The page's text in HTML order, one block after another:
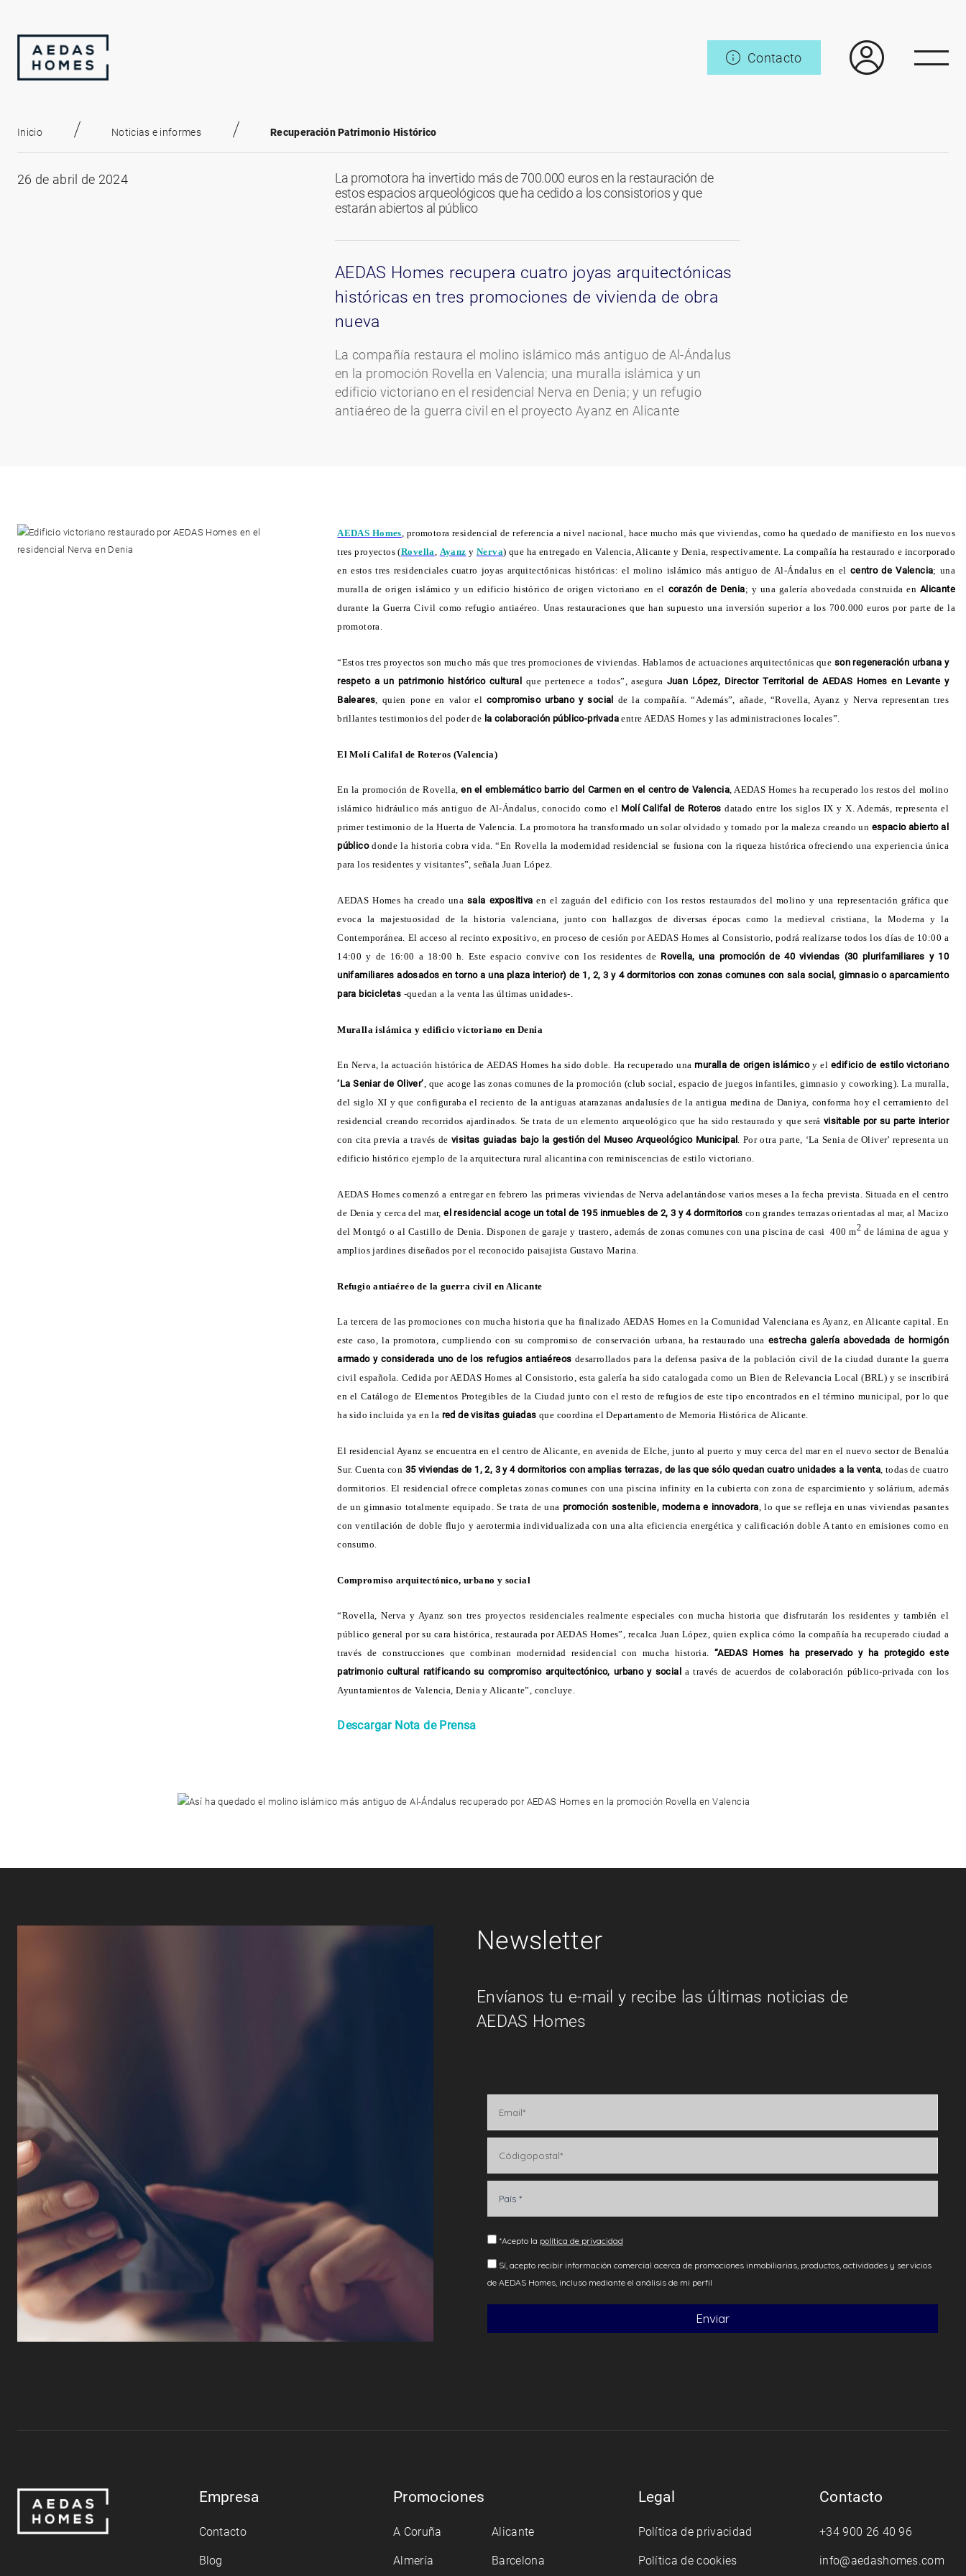
Contacto
26 de abril de 2024
La promotora ha invertido más de 700.000 euros en la restauración de
estos espacios arqueológicos que ha cedido a los consistorios y que
estarán abiertos al público
AEDAS Homes recupera cuatro joyas arquitectónicas
históricas en tres promociones de vivienda de obra
nueva
La compañía restaura el molino islámico más antiguo de Al-Ándalus
en la promoción Rovella en Valencia; una muralla islámica y un
edificio victoriano en el residencial Nerva en Denia; y un refugio
antiaéreo de la guerra civil en el proyecto Ayanz en Alicante
Inicio Noticias e informes Recuperación Patrimonio Histórico
AEDAS Homes, promotora residencial de referencia a nivel nacional, hace mucho más que viviendas, como ha quedado de manifiesto en los nuevos
tres proyectos (Rovella, Ayanz yNerva) que ha entregado en Valencia, Alicante y Denia, respectivamente. La compañía ha restaurado e incorporado
en estos tres residenciales cuatro joyas arquitectónicas históricas: el molino islámico más antiguo de Al-Ándalus en el centro de Valencia; una
muralla de origen islámico y un edificio histórico de origen victoriano en el corazón de Denia; y una galería abovedada construida en Alicante
durante la Guerra Civil como refugio antiaéreo. Unas restauraciones que han supuesto una inversión superior a los 700.000 euros por parte de la
promotora.
“Estos tres proyectos son mucho más que tres promociones de viviendas. Hablamos de actuaciones arquitectónicas que son regeneración urbana y
respeto a un patrimonio histórico cultural
que pertenece a todos”, asegura Juan López, Director Territorial de AEDAS Homes en Levante y
Baleares, quien pone en valor elcompromiso urbano y social de la compañía. “Además”, añade, “Rovella, Ayanz y Nerva representan tres
brillantes testimonios del poder de la colaboración público-privada entre AEDAS Homes y las administraciones locales”.
El Molí Califal de Roteros (Valencia)
En la promoción de Rovella,en el emblemático barrio del Carmen en el centro de Valencia, AEDAS Homes ha recuperado los restos del molino
islámico hidráulico más antiguo de Al-Ándalus, conocido como el Molí Califal de Roteros datado entre los siglos IX y X. Además, representa el
primer testimonio de la Huerta de Valencia. La promotora ha transformado un solar olvidado y tomado por la maleza creando un espacio abierto al
públicodonde la historia cobra vida. “En Rovella la modernidad residencial se fusiona con la riqueza histórica ofreciendo una experiencia única
para los residentes y visitantes”, señala Juan López.
AEDAS Homes ha creado unasala expositiva en el zaguán del edificio con los restos restaurados del molino y una representación gráfica que
evoca la majestuosidad de la historia valenciana, junto con hallazgos de diversas épocas como la medieval cristiana, la Moderna y la
Contemporánea. El acceso al recinto expositivo, en proceso de cesión por AEDAS Homes al Consistorio, podrá realizarse todos los días de 10:00 a
14:00 y de 16:00 a 18:00 h. Este espacio convive con los residentes de Rovella, una promoción de 40 viviendas (30 plurifamiliares y 10
unifamiliares adosados en torno a una plaza interior) de 1, 2, 3 y 4 dormitorios con zonas comunes con sala social, gimnasio o aparcamiento
para bicicletas -quedan a la venta las últimas unidades-.
Muralla islámica y edificio victoriano en Denia
En Nerva, la actuación histórica de AEDAS Homes ha sido doble. Ha recuperado unamuralla de origen islámicoy el edificio de estilo victoriano
‘La Seniar de Oliver’, que acoge las zonas comunes de la promoción (club social, espacio de juegos infantiles, gimnasio y coworking). La muralla,
del siglo XI y que configuraba el reciento de la antiguas atarazanas andalusíes de la antigua medina de Daniya, conforma hoy el cerramiento del
residencial creando recorridos ajardinados. Se trata de un elemento arqueológico que ha sido restaurado y que será visitable por su parte interior
con cita previa a través de visitas guiadas bajo la gestión del Museo Arqueológico Municipal . Por otra parte, ‘La Senia de Oliver’ representa un
edificio histórico ejemplo de la arquitectura rural alicantina con reminiscencias de estilo victoriano.
AEDAS Homes comenzó a entregar en febrero las primeras viviendas de Nerva adelantándose varios meses a la fecha prevista. Situada en el centro
de Denia y cerca del mar,el residencial acoge un total de 195 inmuebles de 2, 3 y 4 dormitorios con grandes terrazas orientadas al mar, al Macizo
del Montgó o al Castillo de Denia. Disponen de garaje y trastero, además de zonas comunes con una piscina de casi 400 m2 de lámina de agua y
amplios jardines diseñados por el reconocido paisajista Gustavo Marina.
Refugio antiaéreo de la guerra civil en Alicante
La tercera de las promociones con mucha historia que ha finalizado AEDAS Homes en la Comunidad Valenciana es Ayanz, en Alicante capital. En
este caso, la promotora, cumpliendo con su compromiso de conservación urbana, ha restaurado una estrecha galería abovedada de hormigón
armado y considerada uno de los refugios antiaéreos desarrollados para la defensa pasiva de la población civil de la ciudad durante la guerra
civil española. Cedida por AEDAS Homes al Consistorio, esta galería ha sido catalogada como un Bien de Relevancia Local (BRL) y se inscribirá
en el Catálogo de Elementos Protegibles de la Ciudad junto con el resto de refugios de este tipo encontrados en el término municipal, por lo que
ha sido incluida ya en la red de visitas guiadas que coordina el Departamento de Memoria Histórica de Alicante.
El residencial Ayanz se encuentra en el centro de Alicante, en avenida de Elche, junto al puerto y muy cerca del mar en el nuevo sector de Benalúa
Sur. Cuenta con 35 viviendas de 1, 2, 3 y 4 dormitorios con amplias terrazas, de las que sólo quedan cuatro unidades a la venta, todas de cuatro
dormitorios. El residencial ofrece completas zonas comunes con una piscina infinity en la cubierta con zona de esparcimiento y solárium, además
de un gimnasio totalmente equipado. Se trata de una promoción sostenible, moderna e innovadora, lo que se refleja en unas viviendas pasantes
con ventilación de doble flujo y aerotermia individualizada con una alta eficiencia energética y calificación doble A tanto en emisiones como en
consumo.
Compromiso arquitectónico, urbano y social
“Rovella, Nerva y Ayanz son tres proyectos residenciales realmente especiales con mucha historia que disfrutarán los residentes y también el
público general por su cara histórica, restaurada por AEDAS Homes”, recalca Juan López, quien explica cómo la compañía ha recuperado ciudad a
través de construcciones que combinan modernidad residencial con mucha historia. “AEDAS Homes ha preservado y ha protegido este
patrimonio cultural ratificando su compromiso arquitectónico, urbano y social a través de acuerdos de colaboración público-privada con los
Ayuntamientos de Valencia, Denia y Alicante”, concluye.
Descargar Nota de Prensa
Newsletter
Envíanos tu e-mail y recibe las últimas noticias de
AEDAS Homes
Empresa
Contacto
Blog
Promociones
A Coruña Alicante
Almería Barcelona
Legal
Política de privacidad
Política de cookies
Contacto
+34 900 26 40 96
info@aedashomes.com